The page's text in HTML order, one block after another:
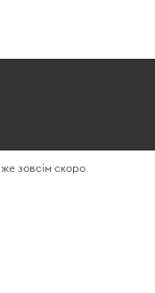
зовсім скоро